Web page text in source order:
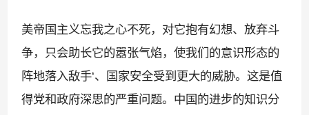
美帝国主义忘我之心不死，对它抱有幻想、放弃斗
争，只会助长它的嚣张气焰，使我们的意识形态的
阵地落入敌手‘、国家安全受到更大的威胁。这是值
得党和政府深思的严重问题。中国的进步的知识分